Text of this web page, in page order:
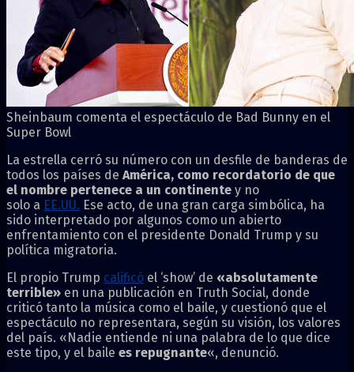
Sheinbaum comenta el espectáculo de Bad Bunny en el
Super Bowl
La estrella cerró su número con un desfile de banderas de
todos los países de América, como recordatorio de que
el nombre pertenece a un continente y no
solo a EE.UU. Ese acto, de una gran carga simbólica, ha
sido interpretado por algunos como un abierto
enfrentamiento con el presidente Donald Trump y su
política migratoria.
El propio Trump calificó el ‘show’ de «absolutamente
terrible» en una publicación en Truth Social, donde
criticó tanto la música como el baile, y cuestionó que el
espectáculo no representara, según su visión, los valores
del país. «Nadie entiende ni una palabra de lo que dice
este tipo, y el baile es repugnante«, denunció.